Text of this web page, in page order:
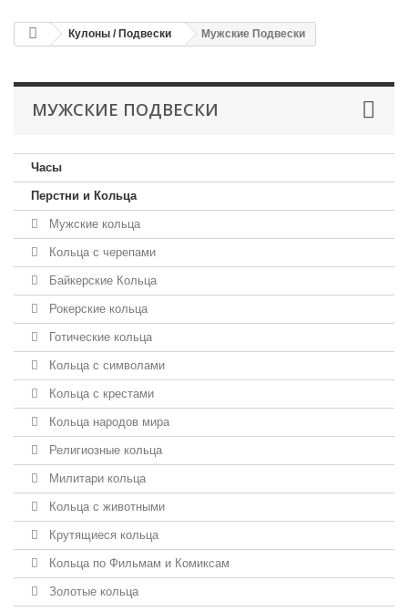
Кулоны / Подвески Мужские Подвески
МУЖСКИЕ ПОДВЕСКИ
Часы
Перстни и Кольца
Мужские кольца
Кольца с черепами
Байкерские Кольца
Рокерские кольца
Готические кольца
Кольца с символами
Кольца с крестами
Кольца народов мира
Религиозные кольца
Милитари кольца
Кольца с животными
Крутящиеся кольца
Кольца по Фильмам и Комиксам
Золотые кольца